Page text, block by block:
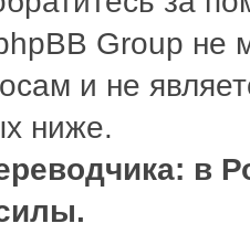
Group не
и не
ниже.
в